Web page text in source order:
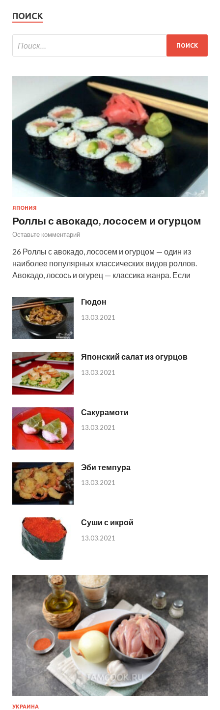
ПОИСК
ЯПОНИЯ
Роллы с авокадо, лососем и огурцом
Оставьте комментарий
26 Роллы с авокадо, лососем и огурцом — один из
наиболее популярных классических видов роллов.
Авокадо, лосось и огурец — классика жанра. Если
Гюдон
13.03.2021
Японский салат из огурцов
13.03.2021
Сакурамоти
13.03.2021
Эби темпура
13.03.2021
Суши с икрой
13.03.2021
УКРАИНА